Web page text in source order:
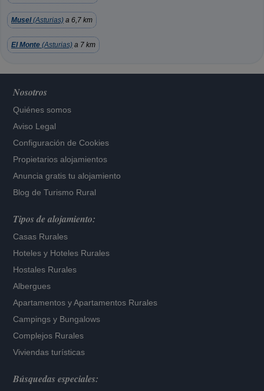
Musel(Asturias) a 6,7 km
El Monte (Asturias) a 7 km
Nosotros
Quiénes somos
Aviso Legal
Configuración de Cookies
Propietarios alojamientos
Anuncia gratis tu alojamiento
Blog de Turismo Rural
Tipos de alojamiento:
Casas Rurales
Hoteles y Hoteles Rurales
Hostales Rurales
Albergues
Apartamentos yApartamentos Rurales
Campings y Bungalows
Complejos Rurales
Viviendas turísticas
Búsquedas especiales: